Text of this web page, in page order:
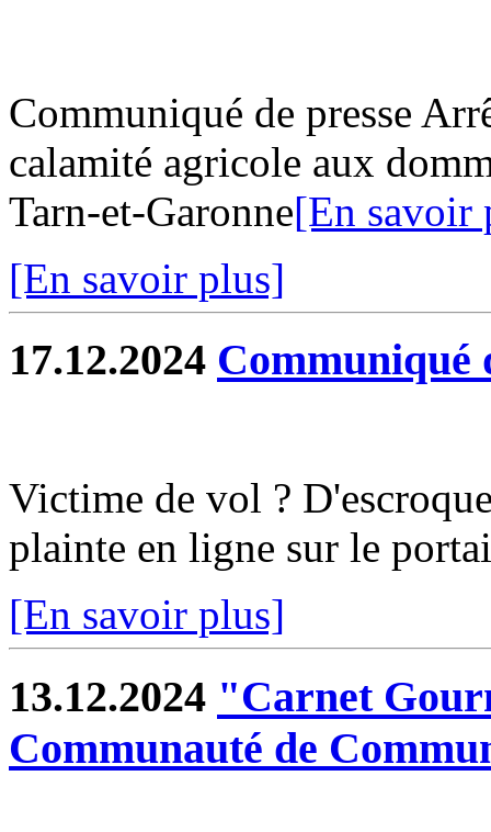
Communiqué de presse
calamité agricole aux
Tarn-et-Garonne[En savoir
[En savoir plus]
17.12.2024 Communiqué
Victime de vol ?
plainte en ligne sur le
[En savoir plus]
13.12.2024 "Carnet
Communauté de